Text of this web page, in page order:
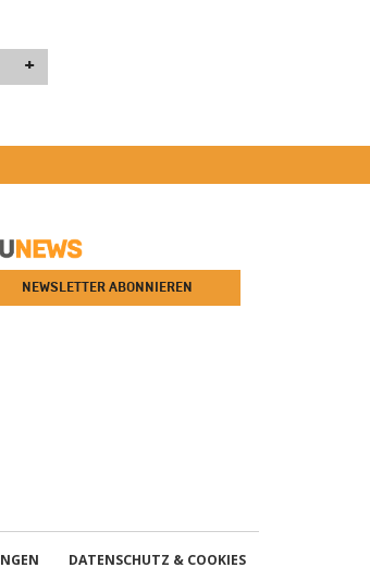
+
NEWSLETTER ABONNIEREN
DATENSCHUTZ & COOKIES